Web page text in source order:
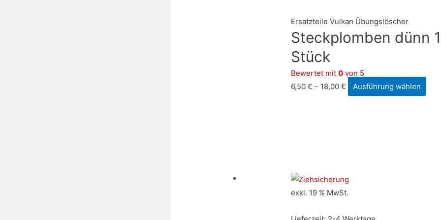
Ersatzteile Vulkan Übungslöscher
Steckplomben dünn
Stück
Bewertet mit0 von 5
6,50€ – 18,00€ Ausführung wählen
exkl. 19 % MwSt.